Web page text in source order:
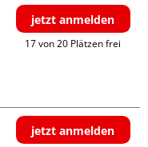
jetzt anmelden
17 von 20 Plätzen frei
jetzt anmelden